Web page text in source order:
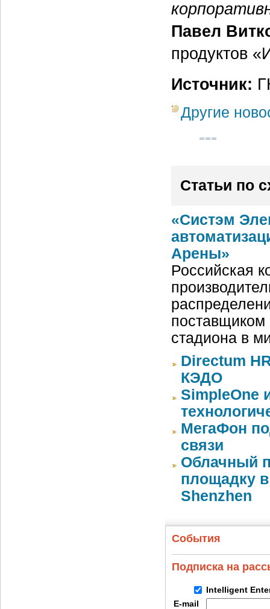
Павел
продуктов
Источник:
Другие
Статьи по
«Систэм
Арены»
Российская
поставщиком
стадиона в
Directum
КЭДО
SimpleOne
МегаФон
связи
Облачный
площадку в
Shenzhen
События
Подписка на
Intelligent
E-mail